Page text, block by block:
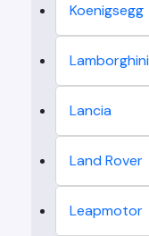
Koenigsegg
Lamborghini
Lancia
Land Rover
Leapmotor